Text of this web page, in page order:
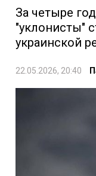
За четыре
"уклонисты"
украинской
22.05.2026, 20:40